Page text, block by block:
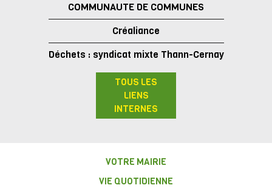
COMMUNAUTE DE COMMUNES
Créaliance
Déchets : syndicat mixte Thann-Cernay
TOUS LES
LIENS
INTERNES
VOTRE MAIRIE
VIE QUOTIDIENNE